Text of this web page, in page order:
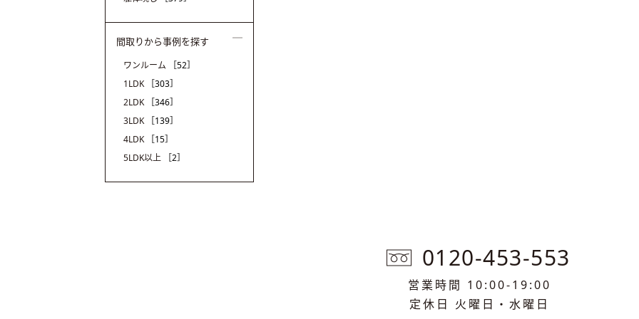
間取りから事例を探す
ワンルーム
［52］
1LDK
［303］
2LDK
［346］
3LDK
［139］
4LDK
［15］
5LDK以上
［2］
0120-453-553
営業時間 10:00-19:00
定休日 火曜日・水曜日